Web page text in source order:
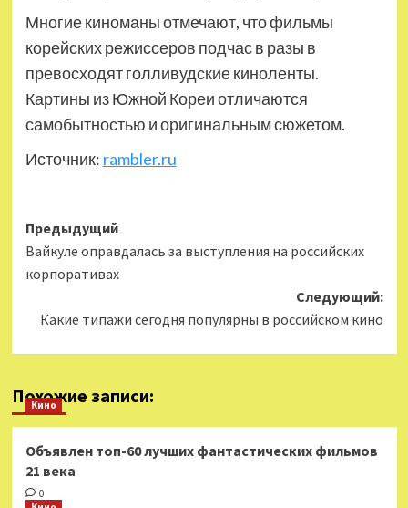
Многие киноманы отмечают, что фильмы
корейских режиссеров подчас в разы в
превосходят голливудские киноленты.
Картины из Южной Кореи отличаются
самобытностью и оригинальным сюжетом.
Источник: rambler.ru
Навигация
записи
Предыдущий
Вайкуле оправдалась за выступления на российских
корпоративах
Следующий:
Какие типажи сегодня популярны в российском кино
Похожие записи:
Кино
Объявлен топ-60 лучших фантастических фильмов
21 века
0